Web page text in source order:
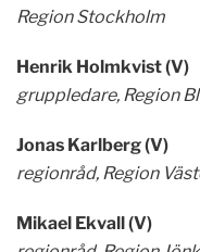
Region Stockholm
Henrik Holmkvist (V)
gruppledare, Region
Jonas Karlberg (V)
regionråd, Region
Mikael Ekvall (V)